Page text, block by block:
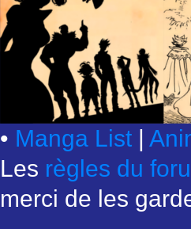
• Manga List |
Les règles du
merci de les